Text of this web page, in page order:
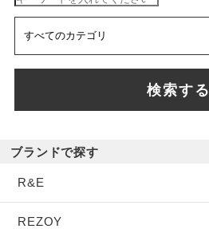
検索する
ブランドで探す
R&E
REZOY